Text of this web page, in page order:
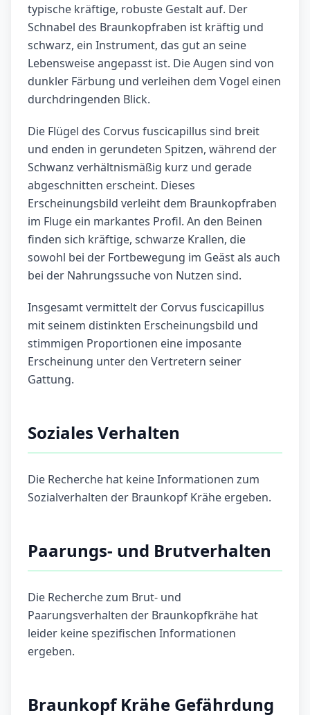
typische kräftige, robuste Gestalt auf. Der
Schnabel des Braunkopfraben ist kräftig und
schwarz, ein Instrument, das gut an seine
Lebensweise angepasst ist. Die Augen sind von
dunkler Färbung und verleihen dem Vogel einen
durchdringenden Blick.
Die Flügel des Corvus fuscicapillus sind breit
und enden in gerundeten Spitzen, während der
Schwanz verhältnismäßig kurz und gerade
abgeschnitten erscheint. Dieses
Erscheinungsbild verleiht dem Braunkopfraben
im Fluge ein markantes Profil. An den Beinen
finden sich kräftige, schwarze Krallen, die
sowohl bei der Fortbewegung im Geäst als auch
bei der Nahrungssuche von Nutzen sind.
Insgesamt vermittelt der Corvus fuscicapillus
mit seinem distinkten Erscheinungsbild und
stimmigen Proportionen eine imposante
Erscheinung unter den Vertretern seiner
Gattung.
Soziales Verhalten
Die Recherche hat keine Informationen zum
Sozialverhalten der Braunkopf Krähe ergeben.
Paarungs- und Brutverhalten
Die Recherche zum Brut- und
Paarungsverhalten der Braunkopfkrähe hat
leider keine spezifischen Informationen
ergeben.
Braunkopf Krähe Gefährdung